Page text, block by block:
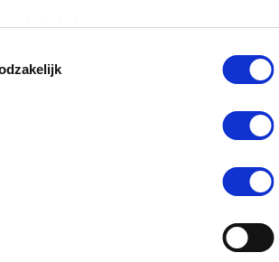
saldo op de VVV cadeaukaart